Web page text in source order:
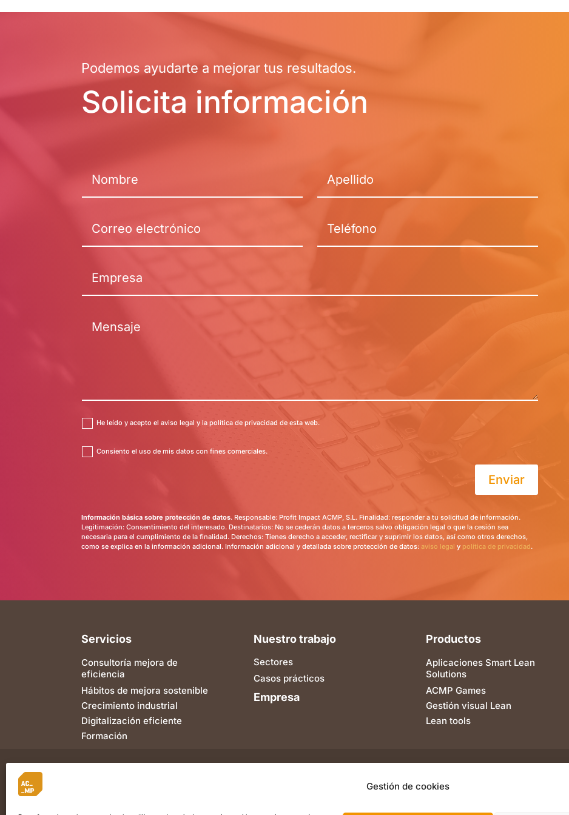
Gestión de cookies
Podemos ayudarte a mejorar tus resultados.
Solicita información
He leído y acepto el aviso legal y la política de privacidad de esta web.
Consiento el uso de mis datos con fines comerciales.
Enviar
Información básica sobre protección de datos. Responsable: Profit Impact ACMP, S.L. Finalidad: responder a tu solicitud de información.
Legitimación: Consentimiento del interesado. Destinatarios: No se cederán datos a terceros salvo obligación legal o que la cesión sea
necesaria para el cumplimiento de la finalidad. Derechos: Tienes derecho a acceder, rectificar y suprimir los datos, así como otros derechos,
como se explica en la información adicional. Información adicional y detallada sobre protección de datos:aviso legal y política de privacidad.
Servicios
Consultoría mejora de
eficiencia
Hábitos de mejora sostenible
Crecimiento industrial
Digitalización eficiente
Formación
Nuestro trabajo
Sectores
Casos prácticos
Empresa
Productos
Aplicaciones Smart Lean
Solutions
ACMP Games
Gestión visual Lean
Lean tools